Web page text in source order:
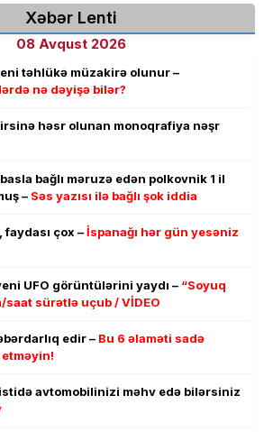
Xəbər Lenti
08 Avqust 2026
təhlükə müzakirə olunur –
nə dəyişə bilər?
həsr olunan monoqrafiya nəşr
bağlı məruzə edən polkovnik 1 il
– Səs yazısı ilə bağlı şok iddia
çox –İspanağı hər gün yesəniz
UFO görüntülərini yaydı – “Soyuq
sürətlə uçub / VİDEO
edir – Bu 6 əlaməti sadə
avtomobilinizi məhv edə bilərsiniz